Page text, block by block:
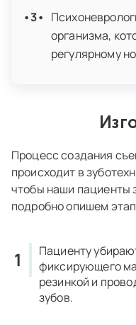
организма,
регулярному
Процесс создания
происходит в
чтобы наши пациенты
подробно опишем
Пациенту
фиксирующего
резинкой и
зубов.